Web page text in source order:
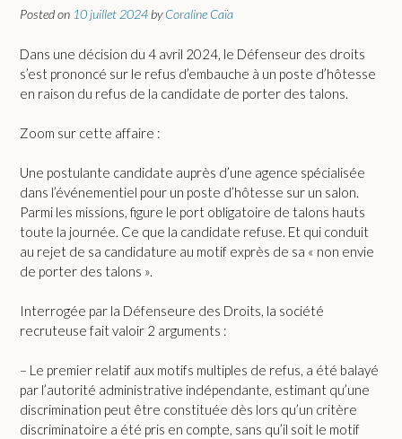
Posted on 10 juillet 2024 byCoraline Caïa
Dans une décision du 4 avril 2024, le Défenseur des droits
s’est prononcé sur le refus d’embauche à un poste d’hôtesse
en raison du refus de la candidate de porter des talons.
Zoom sur cette affaire :
Une postulante candidate auprès d’une agence spécialisée
dans l’événementiel pour un poste d’hôtesse sur un salon.
Parmi les missions, figure le port obligatoire de talons hauts
toute la journée. Ce que la candidate refuse. Et qui conduit
au rejet de sa candidature au motif exprès de sa « non envie
de porter des talons ».
Interrogée par la Défenseure des Droits, la société
recruteuse fait valoir 2 arguments :
– Le premier relatif aux motifs multiples de refus, a été balayé
par l’autorité administrative indépendante, estimant qu’une
discrimination peut être constituée dès lors qu’un critère
discriminatoire a été pris en compte, sans qu’il soit le motif